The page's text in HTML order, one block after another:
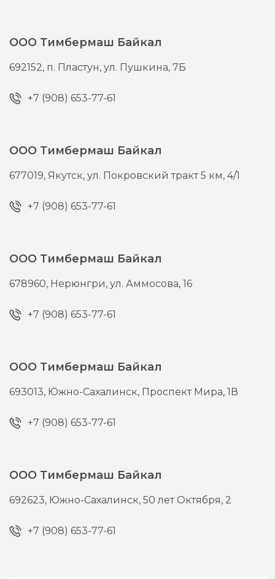
ООО Тимбермаш Байкал
692152, п. Пластун,ул. Пушкина, 7Б
+7 (908) 653-77-61
ООО Тимбермаш Байкал
677019, Якутск,ул. Покровский тракт 5 км, 4/1
+7 (908) 653-77-61
ООО Тимбермаш Байкал
678960, Нерюнгри,ул. Аммосова, 16
+7 (908) 653-77-61
ООО Тимбермаш Байкал
693013, Южно-Сахалинск, Проспект Мира, 1В
+7 (908) 653-77-61
ООО Тимбермаш Байкал
692623, Южно-Сахалинск,50 лет Октября, 2
+7 (908) 653-77-61